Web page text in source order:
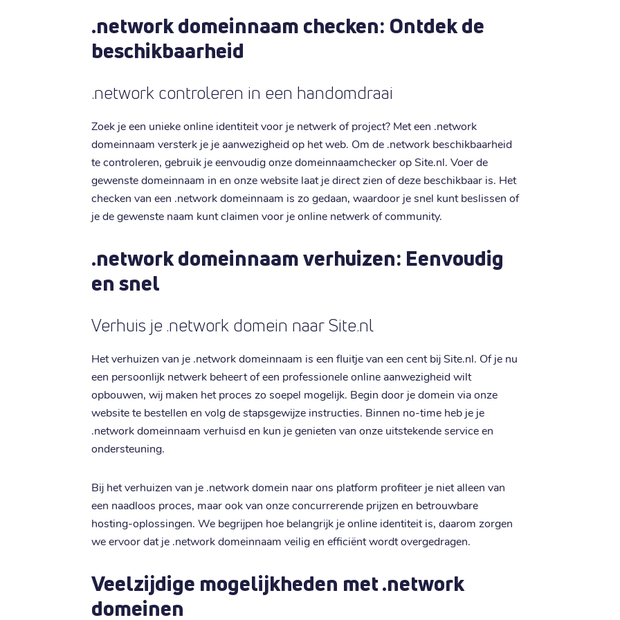
.network domeinnaam checken: Ontdek de
beschikbaarheid
.network controleren in een handomdraai
Zoek je een unieke online identiteit voor je netwerk of project? Met een .network
domeinnaam versterk je je aanwezigheid op het web. Om de .network beschikbaarheid
te controleren, gebruik je eenvoudig onze domeinnaamchecker op Site.nl. Voer de
gewenste domeinnaam in en onze website laat je direct zien of deze beschikbaar is. Het
checken van een .network domeinnaam is zo gedaan, waardoor je snel kunt beslissen of
je de gewenste naam kunt claimen voor je online netwerk of community.
.network domeinnaam verhuizen: Eenvoudig
en snel
Verhuis je .network domein naar Site.nl
Het verhuizen van je .network domeinnaam is een fluitje van een cent bij Site.nl. Of je nu
een persoonlijk netwerk beheert of een professionele online aanwezigheid wilt
opbouwen, wij maken het proces zo soepel mogelijk. Begin door je domein via onze
website te bestellen en volg de stapsgewijze instructies. Binnen no-time heb je je
.network domeinnaam verhuisd en kun je genieten van onze uitstekende service en
ondersteuning.
Bij het verhuizen van je .network domein naar ons platform profiteer je niet alleen van
een naadloos proces, maar ook van onze concurrerende prijzen en betrouwbare
hosting-oplossingen. We begrijpen hoe belangrijk je online identiteit is, daarom zorgen
we ervoor dat je .network domeinnaam veilig en efficiënt wordt overgedragen.
Veelzijdige mogelijkheden met .network
domeinen